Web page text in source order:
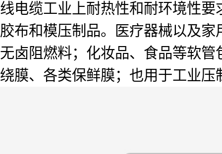
线电缆工业上耐热性和耐环境性
胶布和模压制品。医疗器械以及
无卤阻燃料；化妆品、食品等软
绕膜、各类保鲜膜；也用于工业